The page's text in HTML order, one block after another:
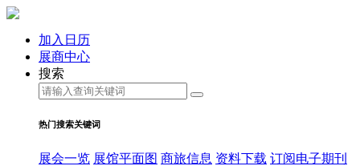
加入日历
展商中心
搜索
热门搜索关键词
展会一览 展馆平面图 商旅信息 资料下载 订阅电子期刊